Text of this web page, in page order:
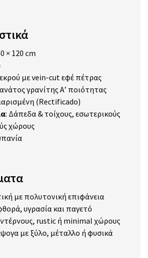
× 120 cm
με vein-cut εφέ πέτρας
γρανίτης Α’ ποιότητας
(Rectificado)
: Δάπεδα & τοίχους, εσωτερικούς
χώρους
με πολυτονική επιφάνεια
υγρασία και παγετό
rustic ή minimal χώρους
με ξύλο, μέταλλο ή φυσικά